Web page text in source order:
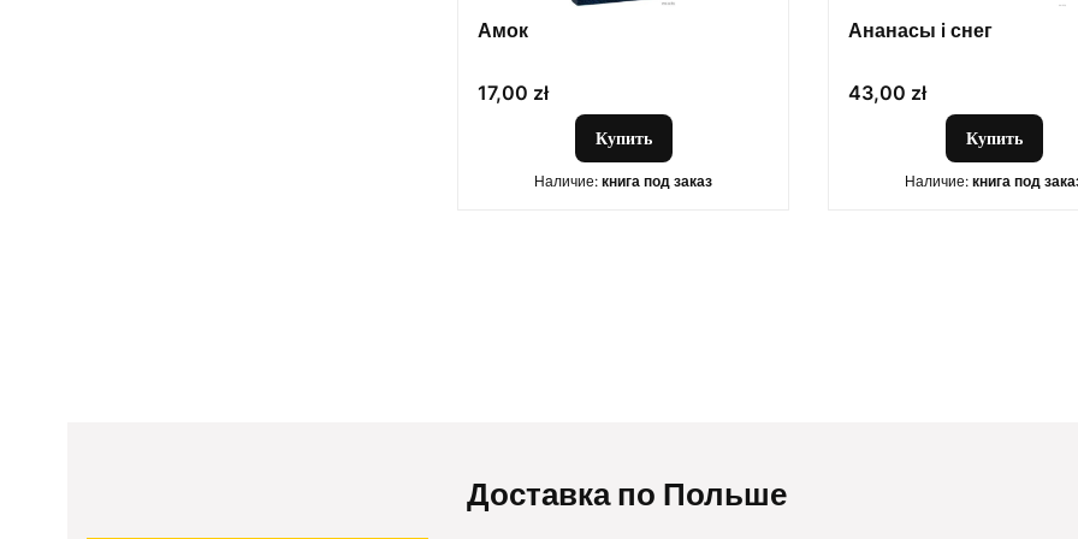
Амок
Цена
17,00 zł
Купить
Наличие: книга под заказ
Ананасы i снег
Цена
43,00 zł
Купить
Наличие: книга под
Доставка по Польше